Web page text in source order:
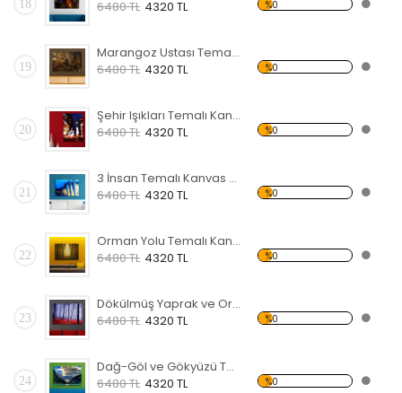
18 6480 TL 4320 TL %0
19
Marangoz Ustası Temalı Kanvas Tablo
6480 TL 4320 TL %0
20
Şehir Işıkları Temalı Kanvas Tablo
6480 TL 4320 TL %0
21
3 İnsan Temalı Kanvas Tablo
6480 TL 4320 TL %0
22
Orman Yolu Temalı Kanvas Tablo
6480 TL 4320 TL %0
23
Dökülmüş Yaprak ve Orman Kanvas Tablo
6480 TL 4320 TL %0
24
Dağ-Göl ve Gökyüzü Temalı Kanvas Tablo
6480 TL 4320 TL %0